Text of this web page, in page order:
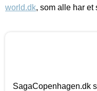
world.dk, som alle har et
SagaCopenhagen.dk